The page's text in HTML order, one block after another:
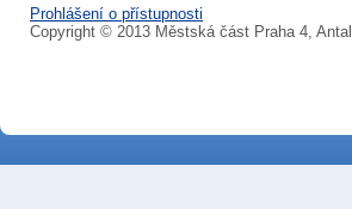
Prohlášení o přístupnosti
Copyright © 2013 Městská část Praha 4,